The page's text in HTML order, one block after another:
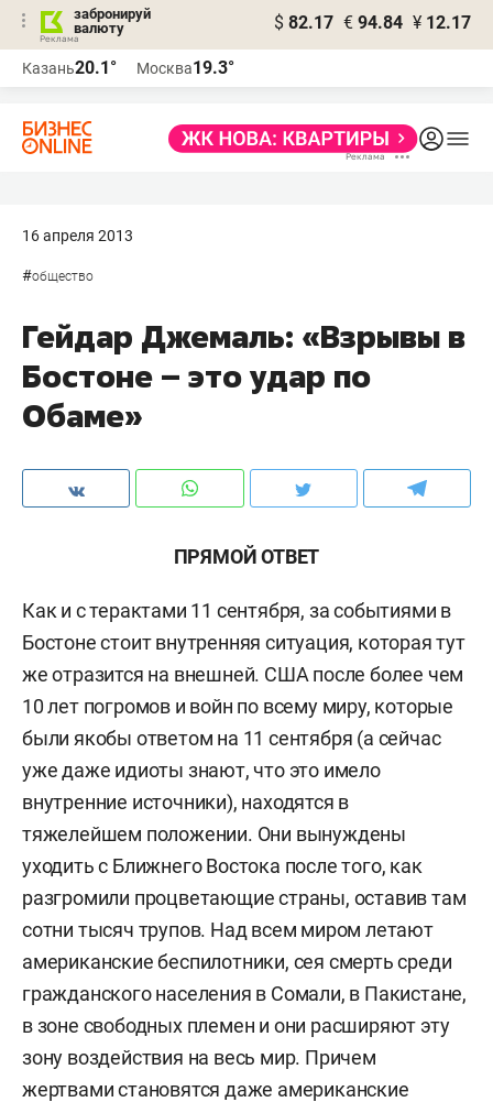
забронируй
валюту
$ 82.17 € 94.84 ¥ 12.17
Казань20.1° Москва19.3°
16 апреля 2013
#общество
Гейдар Джемаль: «Взрывы в
Бостоне – это удар по
Обаме»
ПРЯМОЙ ОТВЕТ
Как и с терактами 11 сентября, за событиями в
Бостоне стоит внутренняя ситуация, которая тут
же отразится на внешней. США после более чем
10 лет погромов и войн по всему миру, которые
были якобы ответом на 11 сентября (а сейчас
уже даже идиоты знают, что это имело
внутренние источники), находятся в
тяжелейшем положении. Они вынуждены
уходить с Ближнего Востока после того, как
разгромили процветающие страны, оставив там
сотни тысяч трупов. Над всем миром летают
американские беспилотники, сея смерть среди
гражданского населения в Сомали, в Пакистане,
в зоне свободных племен и они расширяют эту
зону воздействия на весь мир. Причем
жертвами становятся даже американские